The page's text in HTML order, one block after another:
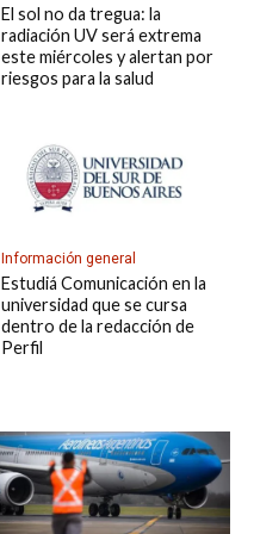
El sol no da tregua: la
radiación UV será extrema
este miércoles y alertan por
riesgos para la salud
Información general
Estudiá Comunicación en la
universidad que se cursa
dentro de la redacción de
Perfil